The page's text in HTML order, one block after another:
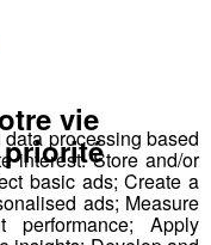
processing based
interest: Store and/or
basic ads; Create a
ads; Measure
performance; Apply
vie